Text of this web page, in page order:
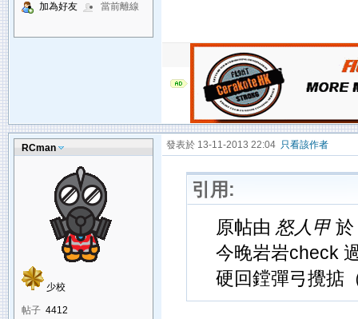
加為好友
當前離線
RCman
少校
帖子 4412
發表於 13-11-2013 22:04 只看該作者
引用:
原帖由 怒人甲於
今晚岩岩check
硬回鏜彈弓攪掂